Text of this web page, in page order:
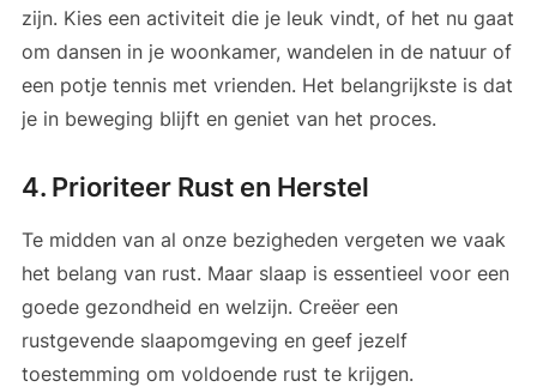
zijn. Kies een activiteit die je leuk vindt, of het nu gaat
om dansen in je woonkamer, wandelen in de natuur of
een potje tennis met vrienden. Het belangrijkste is dat
je in beweging blijft en geniet van het proces.
4. Prioriteer Rust en Herstel
Te midden van al onze bezigheden vergeten we vaak
het belang van rust. Maar slaap is essentieel voor een
goede gezondheid en welzijn. Creëer een
rustgevende slaapomgeving en geef jezelf
toestemming om voldoende rust te krijgen.